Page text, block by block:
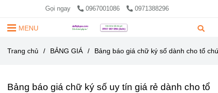
Gọi ngay 0967001086 0971388296
MENU
Trang chủ / BẢNG GIÁ / Bảng báo giá chữ ký số dành cho tổ
Bảng báo giá chữ ký số uy tín giá rẻ dành cho tổ